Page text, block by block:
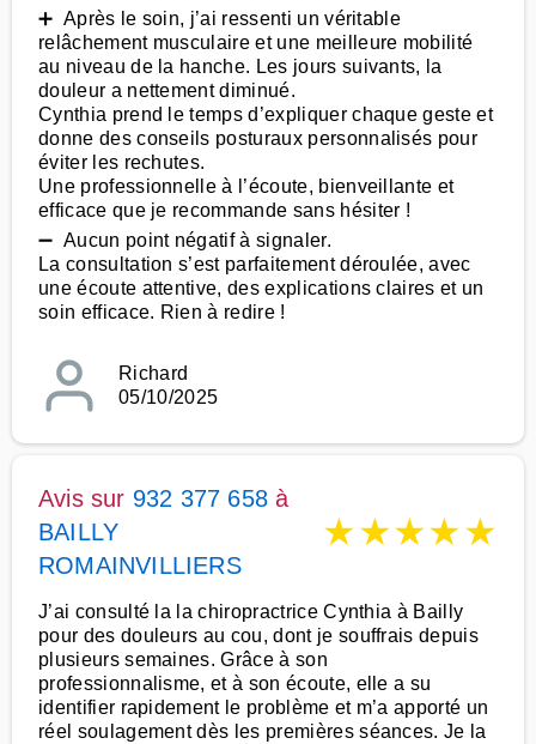
➕ Après le soin, j’ai ressenti un véritable
relâchement musculaire et une meilleure mobilité
au niveau de la hanche. Les jours suivants, la
douleur a nettement diminué.
Cynthia prend le temps d’expliquer chaque geste et
donne des conseils posturaux personnalisés pour
éviter les rechutes.
Une professionnelle à l’écoute, bienveillante et
efficace que je recommande sans hésiter !
➖ Aucun point négatif à signaler.
La consultation s’est parfaitement déroulée, avec
une écoute attentive, des explications claires et un
soin efficace. Rien à redire !
Richard
05/10/2025
Avis sur 932 377 658 à
BAILLY
ROMAINVILLIERS
★★★★★
J’ai consulté la la chiropractrice Cynthia à Bailly
pour des douleurs au cou, dont je souffrais depuis
plusieurs semaines. Grâce à son
professionnalisme, et à son écoute, elle a su
identifier rapidement le problème et m’a apporté un
réel soulagement dès les premières séances. Je la